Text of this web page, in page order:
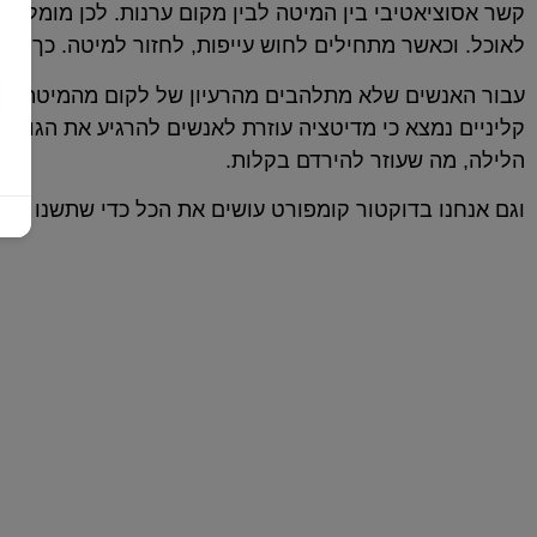
קשר אסוציאטיבי בין המיטה לבין מקום ערנות. לכן
לאוכל. וכאשר מתחילים לחוש עייפות, לחזור למיטה. כך
עבור האנשים שלא מתלהבים מהרעיון של לקום מהמיטה
קליניים נמצא כי מדיטציה עוזרת לאנשים להרגיע את
הלילה, מה שעוזר להירדם בקלות.
וגם אנחנו בדוקטור קומפורט עושים את הכל כדי שתשנו